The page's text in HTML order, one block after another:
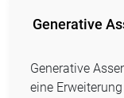
Generative
Generative
eine